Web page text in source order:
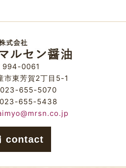
994-0061
市東芳賀2丁目5-1
023-655-5070
023-655-5438
contact